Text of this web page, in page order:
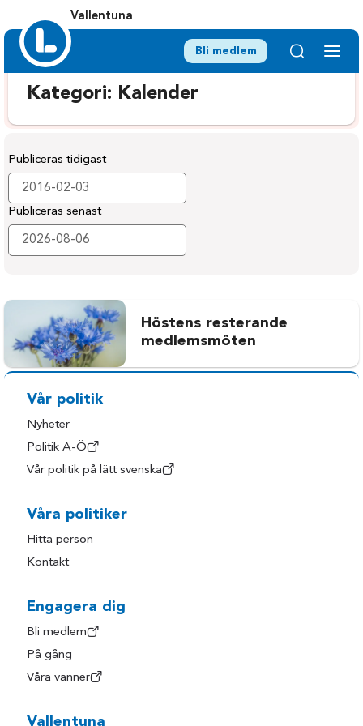
Vallentuna
Bli medlem
Kategori: Kalender
Publiceras tidigast
Publiceras senast
Höstens resterande
medlemsmöten
Vår politik
Nyheter
Politik A-Ö
Vår politik på lätt svenska
Våra politiker
Hitta person
Kontakt
Engagera dig
Bli medlem
På gång
Våra vänner
Vallentuna